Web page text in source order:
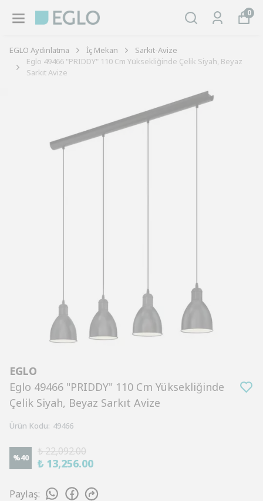
0
EGLO Aydınlatma İç Mekan
Sarkıt-Avize
Eglo 49466 "PRIDDY" 110 Cm Yüksekliğinde Çelik Siyah, Beyaz
Sarkıt Avize
EGLO
Eglo 49466 "PRIDDY" 110 Cm Yüksekliğinde
Çelik Siyah, Beyaz Sarkıt Avize
Ürün Kodu: 49466
%40
₺ 22,092.00
₺ 13,256.00
Paylaş: